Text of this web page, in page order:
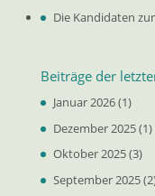
Die Kandidaten
Beiträge der
Januar 2026(1)
Dezember 2025(1)
Oktober 2025(3)
September 2025